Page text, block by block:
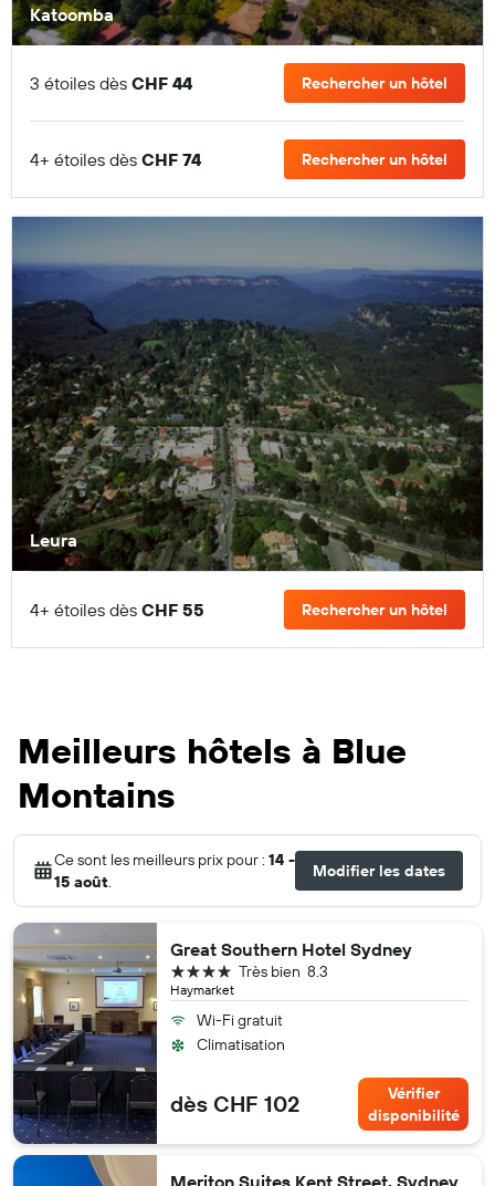
Katoomba
3 étoiles dès CHF 44 Rechercher un hôtel
4+ étoiles dès CHF 74 Rechercher un hôtel
Leura
4+ étoiles dès CHF 55 Rechercher un hôtel
Meilleurs hôtels à Blue
Montains
Ce sont les meilleurs prix pour : 14 -
15 août
Modifier les dates
Great Southern Hotel Sydney
Haymarket
8.3
Très bien
4 étoiles
Wi-Fi gratuit
Climatisation
dès CHF 102
Vérifier
disponibilité
Meriton Suites Kent Street, Sydney